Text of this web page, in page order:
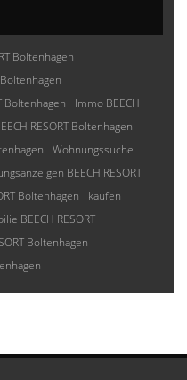
Boltenhagen
Boltenhagen
Immo BEECH
RESORT Boltenhagen
Wohnungssuche
BEECH RESORT
Boltenhagen
kaufen
BEECH RESORT
Boltenhagen